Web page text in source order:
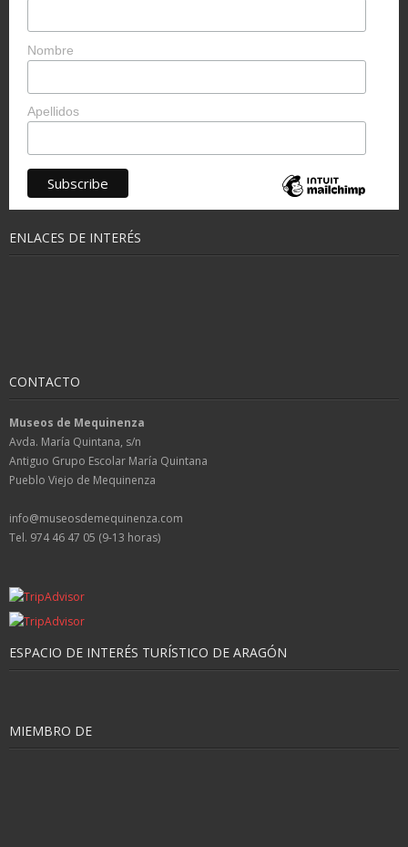
Nombre
Apellidos
ENLACES DE INTERÉS
CONTACTO
Museos de Mequinenza
Avda. María Quintana, s/n
Antiguo Grupo Escolar María Quintana
Pueblo Viejo de Mequinenza
info@museosdemequinenza.com
Tel. 974 46 47 05 (9-13 horas)
ESPACIO DE INTERÉS TURÍSTICO DE ARAGÓN
MIEMBRO DE